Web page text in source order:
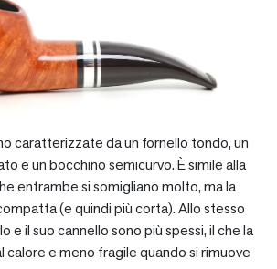
caratterizzate da un fornello tondo, un
e un bocchino semicurvo. È simile alla
entrambe si somigliano molto, ma la
(e quindi più corta). Allo stesso
e il suo cannello sono più spessi, il che la
calore e meno fragile quando si rimuove